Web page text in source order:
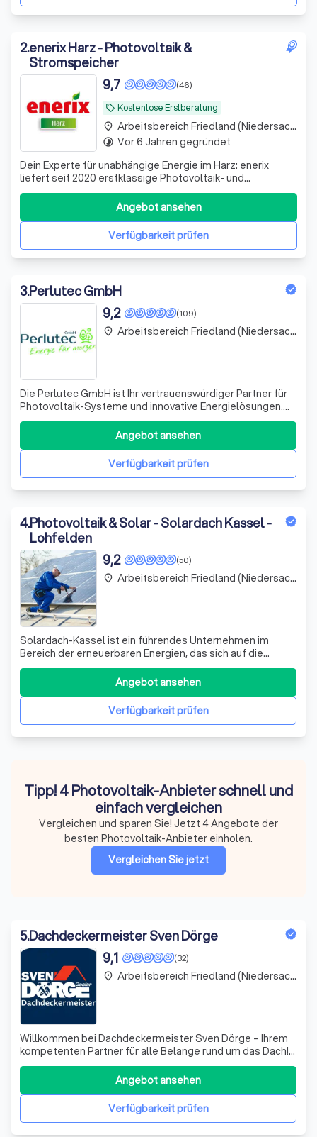
2.enerix Harz - Photovoltaik &
Stromspeicher
local_offer Kostenlose Erstberatung
(46)
9,7
Dein Experte für unabhängige Energie im Harz: enerix
liefert seit 2020 erstklassige Photovoltaik- und
Stromspeichersysteme. Wir entwickeln gemeinsam deine
maßgeschneiderte, nachhaltige Energielösung.
Verfügbarkeit prüfen
Angebot ansehen
place Arbeitsbereich Friedland (Niedersachsen)
timelapse Vor 6 Jahren gegründet
3.Perlutec GmbH
(109)
9,2
Die Perlutec GmbH ist Ihr vertrauenswürdiger Partner für
Photovoltaik-Systeme und innovative Energielösungen.
Wir sind darauf spezialisiert, den Eigenverbrauch von
Solarstrom zu maximieren und so die Wirtschaftlichkeit
Ihrer Photovoltaik-Anlage zu steigern. Mit unserer
Expertise in der Auswahl von Q
Verfügbarkeit prüfen
Angebot ansehen
place Arbeitsbereich Friedland (Niedersachsen)
4.Photovoltaik & Solar - Solardach Kassel -
Lohfelden
(50)
9,2
Solardach-Kassel ist ein führendes Unternehmen im
Bereich der erneuerbaren Energien, das sich auf die
Installation von Photovoltaikanlagen, Stromspeichern und
Wallboxen für Elektrofahrzeuge spezialisiert hat. Mit über
20 Jahren Erfahrung im Dachdeckerhandwerk zeichnen wir
uns durch fundiertes WissenVerfügbarkeit prüfen
Angebot ansehen
place Arbeitsbereich Friedland (Niedersachsen)
Tipp! 4 Photovoltaik-Anbieter schnell und
einfach vergleichen
Vergleichen und sparen Sie! Jetzt 4 Angebote der
besten Photovoltaik-Anbieter einholen.
Vergleichen Sie jetzt
5.Dachdeckermeister Sven Dörge
(32)
9,1
Willkommen bei Dachdeckermeister Sven Dörge – Ihrem
kompetenten Partner für alle Belange rund um das Dach!
Wir zeichnen uns durch unsere langjährige Erfahrung und
unser handwerkliches Können aus. Unser Team von
Fachleuten ist leidenschaftlich darum bemüht, Ihnen die
besten Lösungen für Ihre Dachproj
Verfügbarkeit prüfen
Angebot ansehen
place Arbeitsbereich Friedland (Niedersachsen)